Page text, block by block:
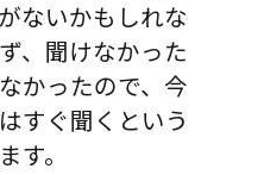
ないかもしれな
、聞けなかった
かったので、今
すぐ聞くという
す。